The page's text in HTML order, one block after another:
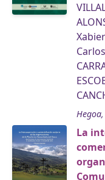
Xabier
Carlos
La